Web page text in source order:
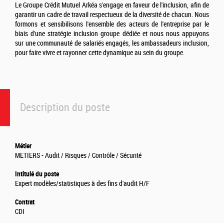
Description du poste
Métier
METIERS - Audit / Risques / Contrôle / Sécurité
Intitulé du poste
Expert modèles/statistiques à des fins d'audit H/F
Contrat
CDI
Le Groupe Crédit Mutuel Arkéa s'engage en faveur de l'inclusion, afin de
garantir un cadre de travail respectueux de la diversité de chacun. Nous
formons et sensibilisons l'ensemble des acteurs de l'entreprise par le
biais d'une stratégie inclusion groupe dédiée et nous nous appuyons
sur une communauté de salariés engagés, les ambassadeurs inclusion,
pour faire vivre et rayonner cette dynamique au sein du groupe.